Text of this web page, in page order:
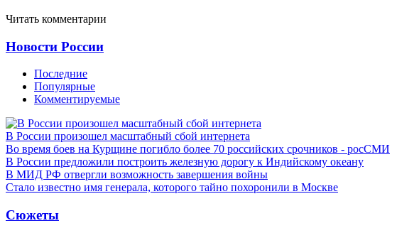
Читать комментарии
Новости России
Последние
Популярные
Комментируемые
В России произошел масштабный сбой интернета
Во время боев на Курщине погибло более 70 российских срочников - росСМИ
В России предложили построить железную дорогу к Индийскому океану
В МИД РФ отвергли возможность завершения войны
Стало известно имя генерала, которого тайно похоронили в Москве
Сюжеты